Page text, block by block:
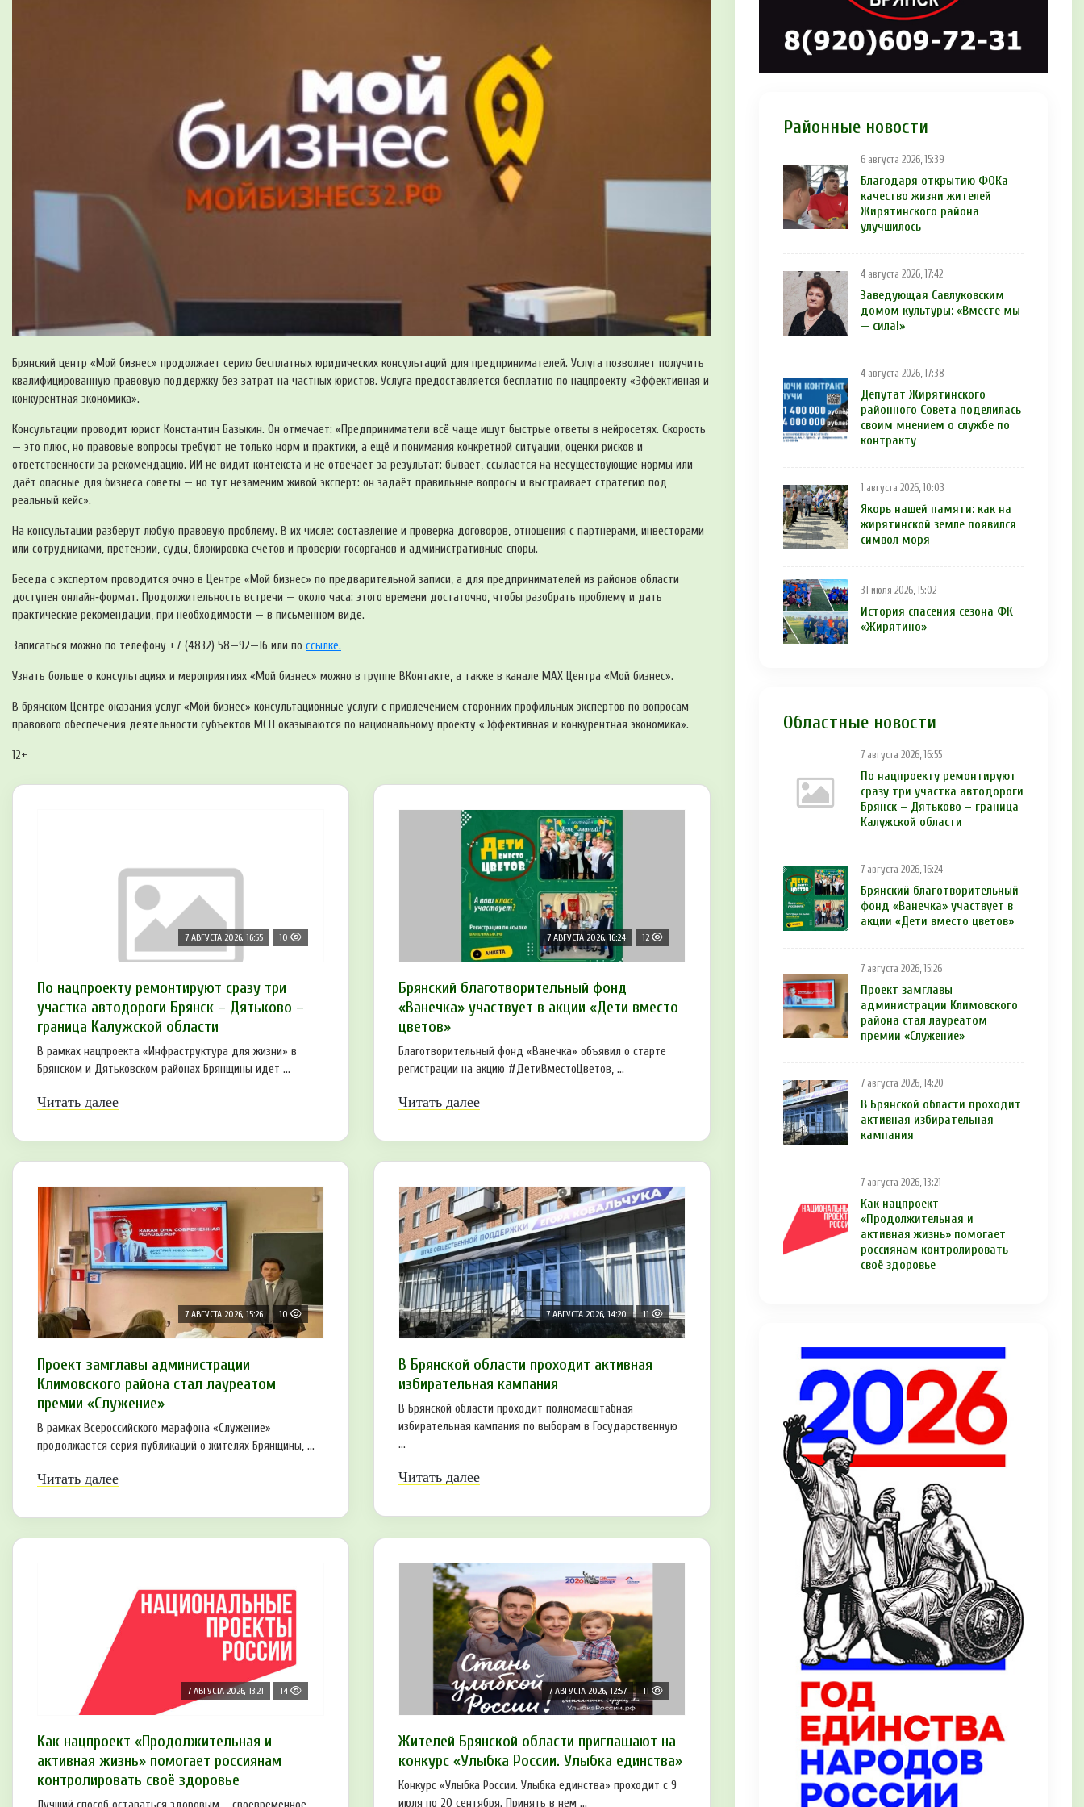
Брянский центр «Мой бизнес» продолжает серию бесплатных юридических консультаций для предпринимателей. Услуга позволяет получить
квалифицированную правовую поддержку без затрат на частных юристов. Услуга предоставляется бесплатно по нацпроекту «Эффективная и
конкурентная экономика».
Консультации проводит юрист Константин Базыкин. Он отмечает: «Предприниматели всё чаще ищут быстрые ответы в нейросетях. Скорость
— это плюс, но правовые вопросы требуют не только норм и практики, а ещё и понимания конкретной ситуации, оценки рисков и
ответственности за рекомендацию. ИИ не видит контекста и не отвечает за результат: бывает, ссылается на несуществующие нормы или
даёт опасные для бизнеса советы — но тут незаменим живой эксперт: он задаёт правильные вопросы и выстраивает стратегию под
реальный кейс».
На консультации разберут любую правовую проблему. В их числе: составление и проверка договоров, отношения с партнерами, инвесторами
или сотрудниками, претензии, суды, блокировка счетов и проверки госорганов и административные споры.
Беседа с экспертом проводится очно в Центре «Мой бизнес» по предварительной записи, а для предпринимателей из районов области
доступен онлайн‑формат. Продолжительность встречи — около часа: этого времени достаточно, чтобы разобрать проблему и дать
практические рекомендации, при необходимости — в письменном виде.
Записаться можно по телефону +7 (4832) 58—92—16 или по ссылке.
Узнать больше о консультациях и мероприятиях «Мой бизнес» можно в группе ВКонтакте, а также в канале МАХ Центра «Мой бизнес».
В брянском Центре оказания услуг «Мой бизнес» консультационные услуги с привлечением сторонних профильных экспертов по вопросам
правового обеспечения деятельности субъектов МСП оказываются по национальному проекту «Эффективная и конкурентная экономика».
12+
7 АВГУСТА 2026, 16:55 10
По нацпроекту ремонтируют сразу три
участка автодороги Брянск – Дятьково –
граница Калужской области
В рамках нацпроекта «Инфраструктура для жизни» в
Брянском и Дятьковском районах Брянщины идет ...
Читать далее
7 АВГУСТА 2026, 16:24 12
Брянский благотворительный фонд
«Ванечка» участвует в акции «Дети вместо
цветов»
Благотворительный фонд «Ванечка» объявил о старте
регистрации на акцию #ДетиВместоЦветов, ...
Читать далее
7 АВГУСТА 2026, 15:26 10
Проект замглавы администрации
Климовского района стал лауреатом
премии «Служение»
В рамках Всероссийского марафона «Служение»
продолжается серия публикаций о жителях Брянщины, ...
Читать далее
7 АВГУСТА 2026, 14:20 11
В Брянской области проходит активная
избирательная кампания
В Брянской области проходит полномасштабная
избирательная кампания по выборам в Государственную
...
Читать далее
7 АВГУСТА 2026, 13:21 14
Как нацпроект «Продолжительная и
активная жизнь» помогает россиянам
контролировать своё здоровье
7 АВГУСТА 2026, 12:57 11
Жителей Брянской области приглашают на
конкурс «Улыбка России. Улыбка единства»
Конкурс «Улыбка России. Улыбка единства» проходит с 9
июля по 20 сентября. Принять в нем ...
Районные новости
6 августа 2026, 15:39
Благодаря открытию ФОКа
качество жизни жителей
Жирятинского района
улучшилось
4 августа 2026, 17:42
Заведующая Савлуковским
домом культуры: «Вместе мы
— сила!»
4 августа 2026, 17:38
Депутат Жирятинского
районного Совета поделилась
своим мнением о службе по
контракту
1 августа 2026, 10:03
Якорь нашей памяти: как на
жирятинской земле появился
символ моря
31 июля 2026, 15:02
История спасения сезона ФК
«Жирятино»
Областные новости
7 августа 2026, 16:55
По нацпроекту ремонтируют
сразу три участка автодороги
Брянск – Дятьково – граница
Калужской области
7 августа 2026, 16:24
Брянский благотворительный
фонд «Ванечка» участвует в
акции «Дети вместо цветов»
7 августа 2026, 15:26
Проект замглавы
администрации Климовского
района стал лауреатом
премии «Служение»
7 августа 2026, 14:20
В Брянской области проходит
активная избирательная
кампания
7 августа 2026, 13:21
Как нацпроект
«Продолжительная и
активная жизнь» помогает
россиянам контролировать
своё здоровье